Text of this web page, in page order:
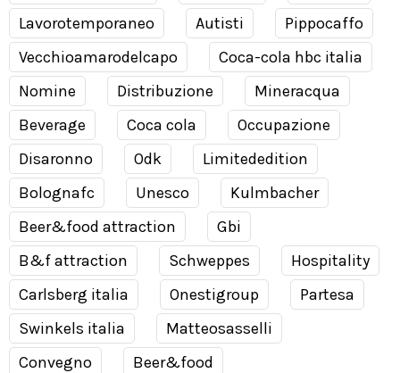
Lavorotemporaneo
Autisti
Pippocaffo
Vecchioamarodelcapo
Coca-cola hbc italia
Nomine
Distribuzione
Mineracqua
Beverage
Coca cola
Occupazione
Disaronno
Odk
Limitededition
Bolognafc
Unesco
Kulmbacher
Beer&food attraction
Gbi
B&f attraction
Schweppes
Hospitality
Carlsberg italia
Onestigroup
Partesa
Swinkels italia
Matteosasselli
Convegno
Beer&food